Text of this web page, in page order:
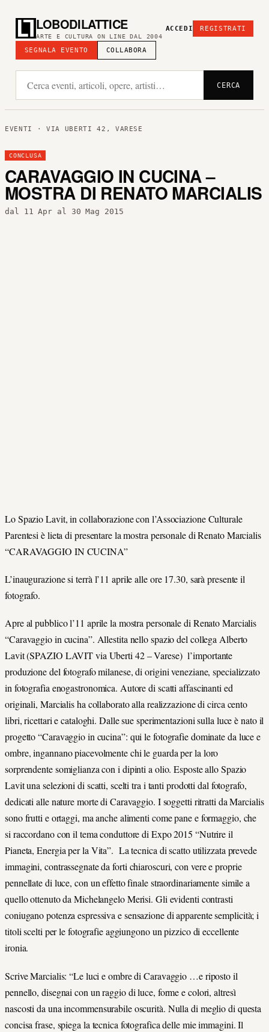
LOBODILATTICE
ARTE E CULTURA ON LINE DAL 2004
SEGNALA EVENTO COLLABORA
ACCEDI REGISTRATI
CERCA
EVENTI · VIA UBERTI 42, VARESE
CONCLUSA
CARAVAGGIO IN CUCINA –
MOSTRA DI RENATO MARCIALIS
dal 11 Apr al 30 Mag 2015
Lo Spazio Lavit, in collaborazione con l’Associazione Culturale
Parentesi è lieta di presentare la mostra personale di Renato Marcialis
“CARAVAGGIO IN CUCINA”
L’inaugurazione si terrà l’11 aprile alle ore 17.30, sarà presente il
fotografo.
Apre al pubblico l’11 aprile la mostra personale di Renato Marcialis
“Caravaggio in cucina”. Allestita nello spazio del collega Alberto
Lavit (SPAZIO LAVIT via Uberti 42 – Varese) l’importante
produzione del fotografo milanese, di origini veneziane, specializzato
in fotografia enogastronomica. Autore di scatti affascinanti ed
originali, Marcialis ha collaborato alla realizzazione di circa cento
libri, ricettari e cataloghi. Dalle sue sperimentazioni sulla luce è nato il
progetto “Caravaggio in cucina”: qui le fotografie dominate da luce e
ombre, ingannano piacevolmente chi le guarda per la loro
sorprendente somiglianza con i dipinti a olio. Esposte allo Spazio
Lavit una selezioni di scatti, scelti tra i tanti prodotti dal fotografo,
dedicati alle nature morte di Caravaggio. I soggetti ritratti da Marcialis
sono frutti e ortaggi, ma anche alimenti come pane e formaggio, che
si raccordano con il tema conduttore di Expo 2015 “Nutrire il
Pianeta, Energia per la Vita”. La tecnica di scatto utilizzata prevede
immagini, contrassegnate da forti chiaroscuri, con vere e proprie
pennellate di luce, con un effetto finale straordinariamente simile a
quello ottenuto da Michelangelo Merisi. Gli evidenti contrasti
coniugano potenza espressiva e sensazione di apparente semplicità; i
titoli scelti per le fotografie aggiungono un pizzico di eccellente
ironia.
Scrive Marcialis: “Le luci e ombre di Caravaggio …e riposto il
pennello, disegnai con un raggio di luce, forme e colori, altresì
nascosti da una incommensurabile oscurità. Nulla di meglio di questa
concisa frase, spiega la tecnica fotografica delle mie immagini. Il